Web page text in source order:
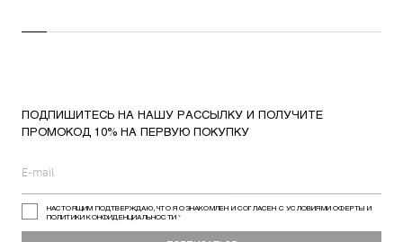
ПОДПИШИТЕСЬ НА НАШУ РАССЫЛКУ И ПОЛУЧИТЕ
ПРОМОКОД 10% НА ПЕРВУЮ ПОКУПКУ
НАСТОЯЩИМ ПОДТВЕРЖДАЮ, ЧТО Я ОЗНАКОМЛЕН И СОГЛАСЕН С УСЛОВИЯМИ ОФЕРТЫ И
ПОЛИТИКИ КОНФИДЕНЦИАЛЬНОСТИ*